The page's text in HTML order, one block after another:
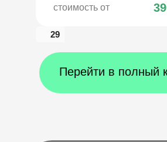
стоимость от
29
Перейти в полный